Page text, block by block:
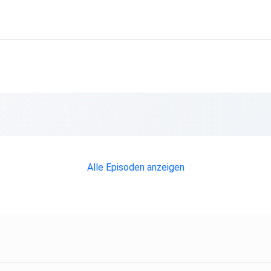
Alle Episoden anzeigen